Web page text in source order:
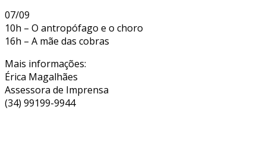
07/09
10h – O antropófago e o choro
16h – A mãe das cobras
Mais informações:
Érica Magalhães
Assessora de Imprensa
(34) 99199-9944